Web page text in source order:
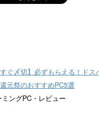
すぐ〆切】必ずもらえる！ドス
元祭のおすすめPC5選
ングPC・レビュー